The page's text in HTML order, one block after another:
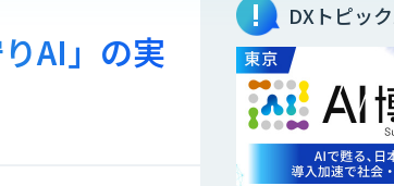
AI」の実
DXトピッ